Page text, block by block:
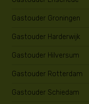
Gastouder Groningen
Gastouder Harderwijk
Gastouder Hilversum
Gastouder Rotterdam
Gastouder Schiedam